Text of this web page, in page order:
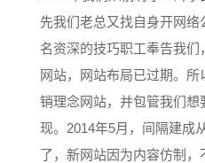
先我们老总又找自身开网
名资深的技巧职工奉告我
网站，网站布局已过期。
销理念网站，并包管我们想
现。2014年5月，间隔建成
了，新网站因为内容仿制